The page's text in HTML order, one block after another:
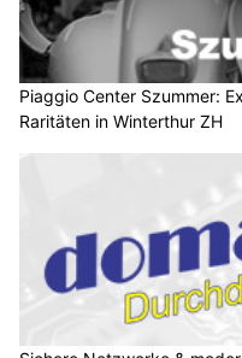
Piaggio Center Szummer:
Raritäten in Winterthur ZH